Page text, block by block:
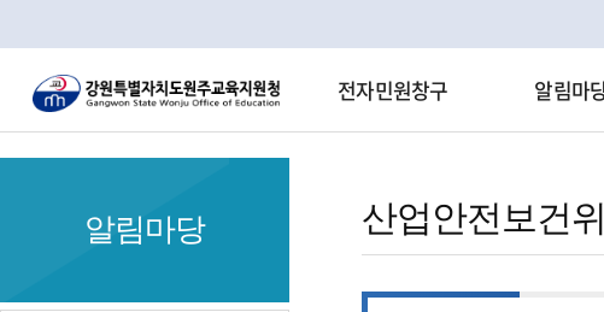
전자민원창구 알림마
알림마당
업
안
전
산업안전보건